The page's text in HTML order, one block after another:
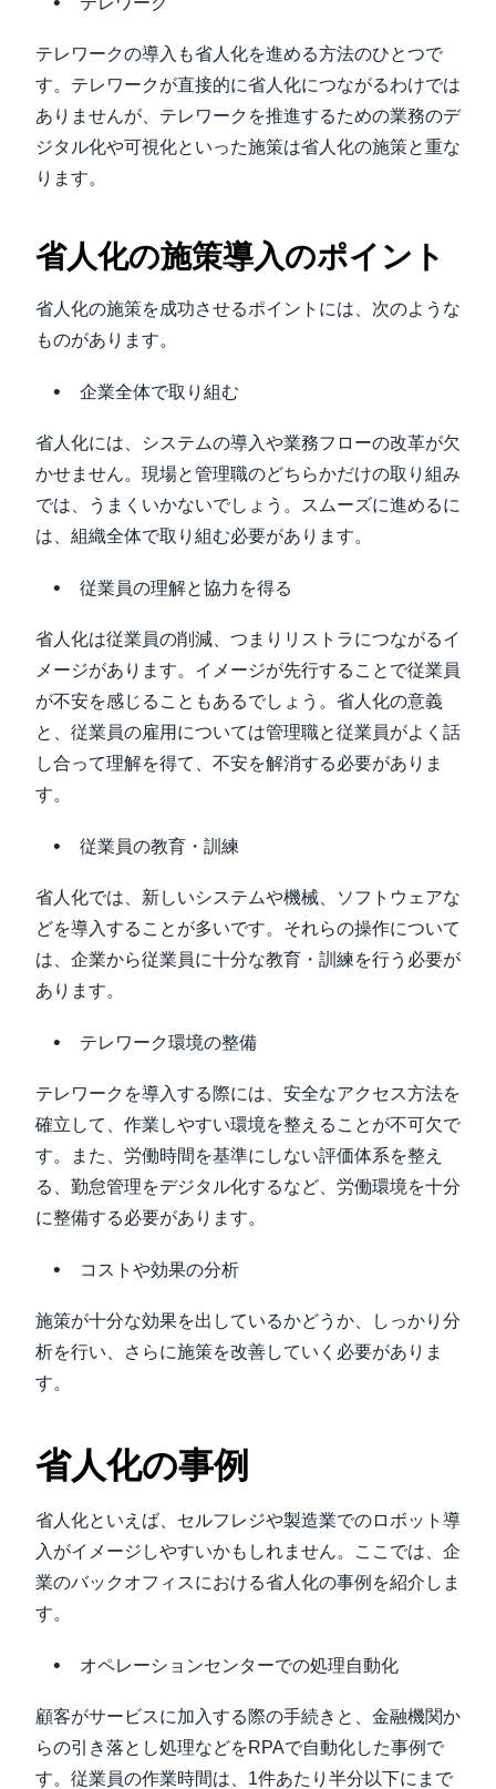
テレワークの導入も省人化を進める方法のひとつで
す。テレワークが直接的に省人化につながるわけでは
ありませんが、テレワークを推進するための業務のデ
ジタル化や可視化といった施策は省人化の施策と重な
ります。
省人化の施策導入のポイント
省人化の施策を成功させるポイントには、次のような
ものがあります。
企業全体で取り組む
省人化には、システムの導入や業務フローの改革が欠
かせません。現場と管理職のどちらかだけの取り組み
では、うまくいかないでしょう。スムーズに進めるに
は、組織全体で取り組む必要があります。
従業員の理解と協力を得る
省人化は従業員の削減、つまりリストラにつながるイ
メージがあります。イメージが先行することで従業員
が不安を感じることもあるでしょう。省人化の意義
と、従業員の雇用については管理職と従業員がよく話
し合って理解を得て、不安を解消する必要がありま
す。
従業員の教育・訓練
省人化では、新しいシステムや機械、ソフトウェアな
どを導入することが多いです。それらの操作について
は、企業から従業員に十分な教育・訓練を行う必要が
あります。
テレワーク環境の整備
テレワークを導入する際には、安全なアクセス方法を
確立して、作業しやすい環境を整えることが不可欠で
す。また、労働時間を基準にしない評価体系を整え
る、勤怠管理をデジタル化するなど、労働環境を十分
に整備する必要があります。
コストや効果の分析
施策が十分な効果を出しているかどうか、しっかり分
析を行い、さらに施策を改善していく必要がありま
す。
省人化の事例
省人化といえば、セルフレジや製造業でのロボット導
入がイメージしやすいかもしれません。ここでは、企
業のバックオフィスにおける省人化の事例を紹介しま
す。
オペレーションセンターでの処理自動化
顧客がサービスに加入する際の手続きと、金融機関か
らの引き落とし処理などをRPAで自動化した事例で
す。従業員の作業時間は、1件あたり半分以下にまで